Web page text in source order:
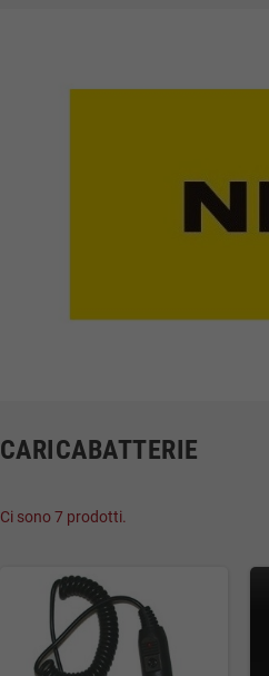
CARICABATTERIE
Ci sono 7 prodotti.